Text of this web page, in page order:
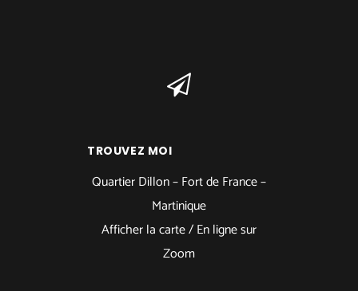
TROUVEZ MOI
Quartier Dillon – Fort de France –
Martinique
Afficher la carte /En ligne sur
Zoom